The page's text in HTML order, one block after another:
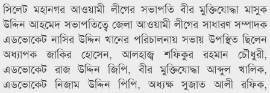
সিলেট মহানগর আওয়ামী লীগের সভাপতি বীর মুক্তিযোদ্ধা মাসুক
উদ্দিন আহমেদ সভাপতিত্বে জেলা আওয়ামী লীগের সাধারণ সম্পাদক
এডভোকেট নাসির উদ্দিন খানের পরিচালনায় সভায় উপস্থিত ছিলেন
অধ্যাপক জাকির হোসেন, আলহাজ্ব শফিকুর রহমান চৌধুরী,
এডভোকেট রাজ উদ্দিন জিপি, বীর মুক্তিযোদ্ধা আব্দুল খালিক,
এডভোকেট নিজাম উদ্দিন পিপি, অধ্যক্ষ সুজাত আলী রফিক,